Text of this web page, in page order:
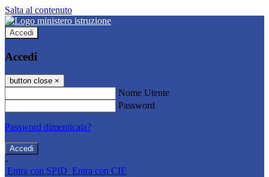
Salta al contenuto
Accedi
Accedi
button close ×
Nome Utente
Password
Password dimenticata?
-
Entra con SPID Entra con CIE